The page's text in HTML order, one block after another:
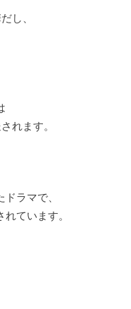
し、
れます。
ラマで、
ています。